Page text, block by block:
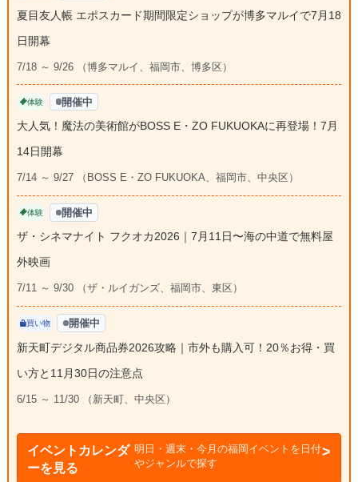
夏目友人帳 エポスカード期間限定ショップが博多マルイで7月18
日開幕
7/18 ～ 9/26 （博多マルイ、福岡市、博多区）
体験 開催中
大人気！魔法の美術館がBOSS E・ZO FUKUOKAに再登場！7月
14日開幕
7/14 ～ 9/27 （BOSS E・ZO FUKUOKA、福岡市、中央区）
体験 開催中
ザ・シネマナイト フクオカ2026｜7月11日〜海の中道で無料屋
外映画
7/11 ～ 9/30 （ザ・ルイガンズ、福岡市、東区）
買い物 開催中
新天町デジタル商品券2026攻略｜市外も購入可！20％お得・買
い方と11月30日の注意点
6/15 ～ 11/30 （新天町、中央区）
イベントカレンダ
ーを見る
明日・週末・今月の福岡イベントを日付
やジャンルで探す